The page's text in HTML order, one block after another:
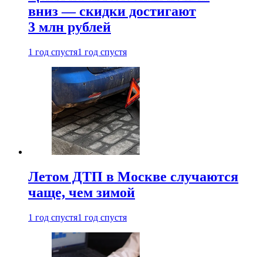
вниз — скидки достигают
3 млн рублей
1 год спустя1 год спустя
Летом ДТП в Москве случаются
чаще, чем зимой
1 год спустя1 год спустя